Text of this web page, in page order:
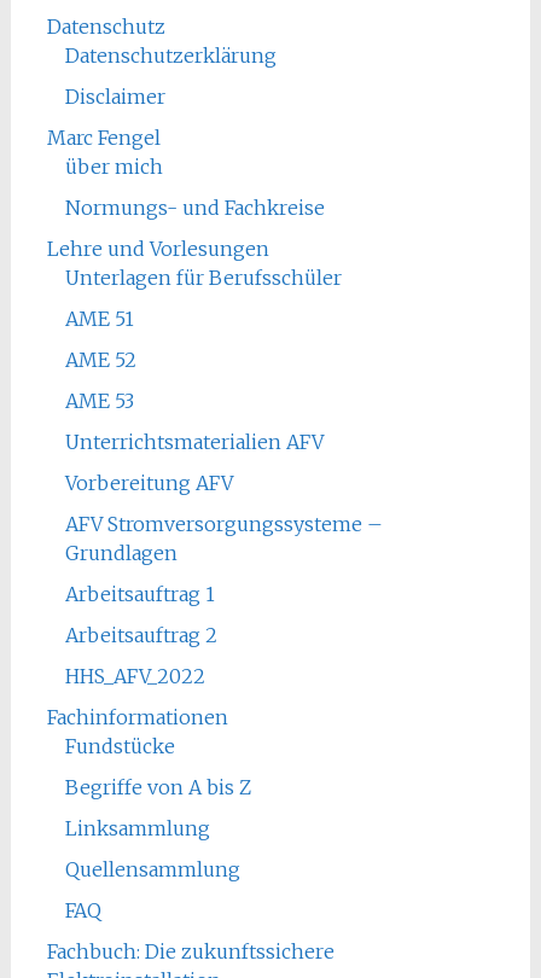
Datenschutz
Datenschutzerklärung
Disclaimer
Marc Fengel
über mich
Normungs- und Fachkreise
Lehre und Vorlesungen
Unterlagen für Berufsschüler
AME 51
AME 52
AME 53
Unterrichtsmaterialien AFV
Vorbereitung AFV
AFV Stromversorgungssysteme –
Grundlagen
Arbeitsauftrag 1
Arbeitsauftrag 2
HHS_AFV_2022
Fachinformationen
Fundstücke
Begriffe von A bis Z
Linksammlung
Quellensammlung
FAQ
Fachbuch: Die zukunftssichere